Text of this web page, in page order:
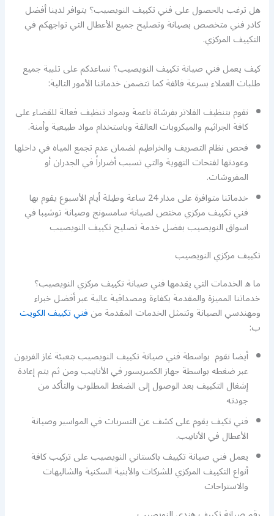
هل ترغب بالحصول على فني تكييف النويصيب؟ يتوافر لدينا أفضل
كادر فني متخصص بصيانة وتصليح جميع الأعطال التي تواجهكم في
التكييف المركزي.
كيف يعمل فني صيانة تكييف النويصيب؟ نساعدكم على تلبية جميع
طلبات العملاء بسرعة فائقة كما تتضمن خدماتنا الأمور التالية:
نقوم بتنظيف الفلاتر بفرشاة ناعمة وبمواد تنظيف فعالة للقضاء على
كافة الجراثيم والميكروبات العالقة وباستخدام مواد طبيعية وأمنة.
فحص نظام التصريف والخراطيم لضمان عدم تجمع المياه في داخلها
وعودتها لفتحات التهوية والتي تسبب أضراراً في الجدران أو
المفروشات.
خدماتنا متوافرة على مدار 24 ساعة وطيلة أيام الأسبوع يقوم بها
فني تكييف مركزي مختص لصيانة سامسونج وصيانة توشيبا في
اسواق النويصيب بفضل خدمة تصليح تكييف النويصيب
تكييف مركزي النويصيب
ما ه الخدمات التي يقدمها فني صيانة تكييف مركزي النويصيب؟
خدماتنا المميزة والمقدمة بكفاءة ومصداقية عالية عبر أفضل خبراء
ومهندسي الصيانة وتتمثل الخدمات المقدمة منفني تكييف الكويت
ب:
أيضا نقوم بواسطة فني صيانة تكييف النويصيب بتعبئة غاز الفريون
عبر ضغطه بواسطة جهاز الكمبريسور في الأنابيب ومن ثم يتم إعادة
إشغال التكييف بعد الوصول إلى الضغط المطلوب والتأكد من
جودته
فني تكيف يقوم على كشف عن التسربات في المواسير وصيانة
الأعطال في الأنابيب.
يعمل فني صيانة تكييف باكستاني النويصيب على تركيب كافة
أنواع التكييف المركزي للشركات والأبنية السكنية والشاليهات
والاستراحات